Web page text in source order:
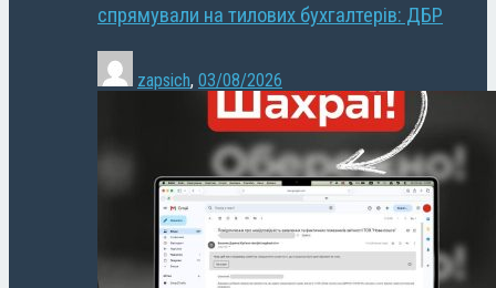
спрямували на тилових бухгалтерів: ДБР
zapsich, 03/08/2026